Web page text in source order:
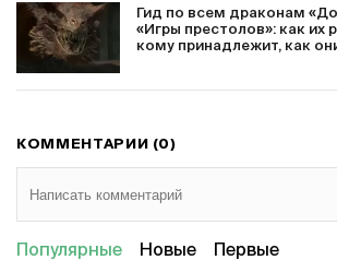
Гид по всем драконам
«Игры престолов»: как их
кому принадлежит, как
КОММЕНТАРИИ (0)
Популярные Новые Первые